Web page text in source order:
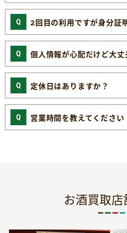
2回目の利用ですが身分証
個人情報が心配だけど大丈
定休日はありますか？
営業時間を教えてください
お酒買取